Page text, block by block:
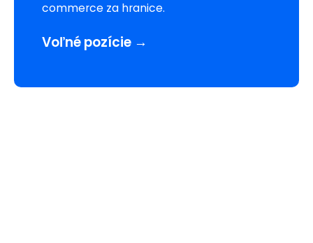
commerce za hranice.
Voľné pozície →